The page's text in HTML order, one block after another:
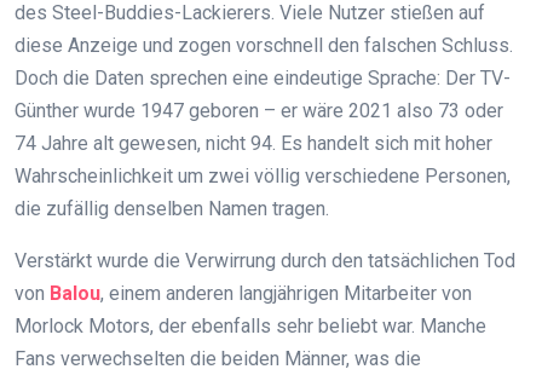
des Steel-Buddies-Lackierers. Viele Nutzer stießen auf
diese Anzeige und zogen vorschnell den falschen Schluss.
Doch die Daten sprechen eine eindeutige Sprache: Der TV-
Günther wurde 1947 geboren – er wäre 2021 also 73 oder
74 Jahre alt gewesen, nicht 94. Es handelt sich mit hoher
Wahrscheinlichkeit um zwei völlig verschiedene Personen,
die zufällig denselben Namen tragen.
Verstärkt wurde die Verwirrung durch den tatsächlichen Tod
von Balou, einem anderen langjährigen Mitarbeiter von
Morlock Motors, der ebenfalls sehr beliebt war. Manche
Fans verwechselten die beiden Männer, was die